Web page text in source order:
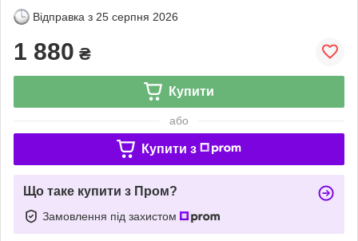
Відправка з 25 серпня 2026
1 880 ₴
Купити
або
Купити з
Що таке купити з Пром?
Замовлення під захистом